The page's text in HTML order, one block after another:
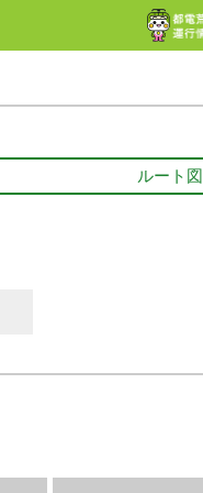
ルート図